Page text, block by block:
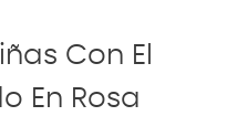
Con El
En Rosa